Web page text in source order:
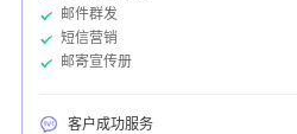
邮件群发
短信营销
邮寄宣传册
客户成功服务